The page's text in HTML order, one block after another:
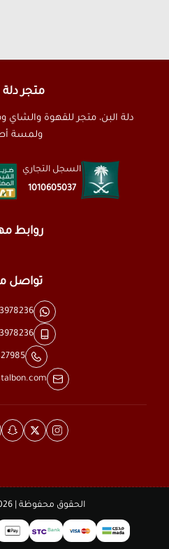
متجر دلة
دلة البن، متجر للقهوة والشاي
ولمسة
السجل التجاري
1010605037
روابط
تواصل
الحقوق محفوظة | 2026